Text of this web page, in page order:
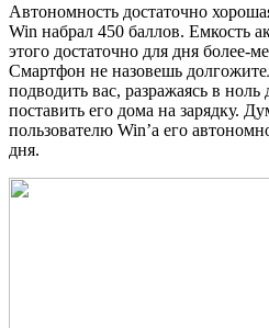
Автономность достаточно
Win набрал 450 баллов. Емкость
этого достаточно для дня более-
Смартфон не назовешь
подводить вас, разражаясь в
поставить его дома на зарядку.
пользователю Win’а его
дня.